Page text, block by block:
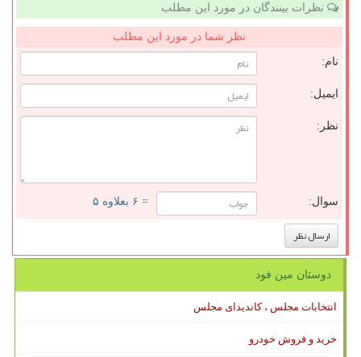
نظرات بینندگان در مورد این مطلب
نظر شما در مورد این مطلب
نام:
ایمیل:
نظر:
سوال: = ۶ بعلاوه ۵
دوستان مین فود
انتخابات مجلس ، کاندیدای مجلس
خرید و فروش خودرو